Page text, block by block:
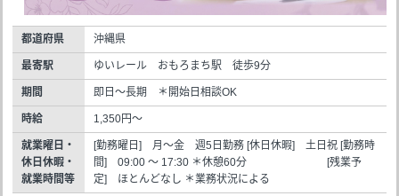
都道府県 沖縄県
最寄駅 ゆいレール おもろまち駅 徒歩9分
期間 即日～長期 ＊開始日相談OK
時給 1,350円～
就業曜日・
休日休暇・
就業時間等
[勤務曜日] 月～金 週5日勤務 [休日休暇] 土日祝 [勤務時
間] 09:00 ～ 17:30 ＊休憩60分 [残業予
定] ほとんどなし ＊業務状況による